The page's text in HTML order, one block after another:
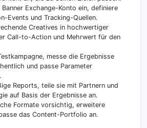
Exchange-Konto ein, definiere
Events und Tracking-Quellen.
Creatives in hochwertiger
Call-to-Action und Mehrwert für den
messe die Ergebnisse
und passe Parameter
Reports, teile sie mit Partnern und
auf Basis der Ergebnisse an.
Formate vorsichtig, erweitere
das Content-Portfolio an.